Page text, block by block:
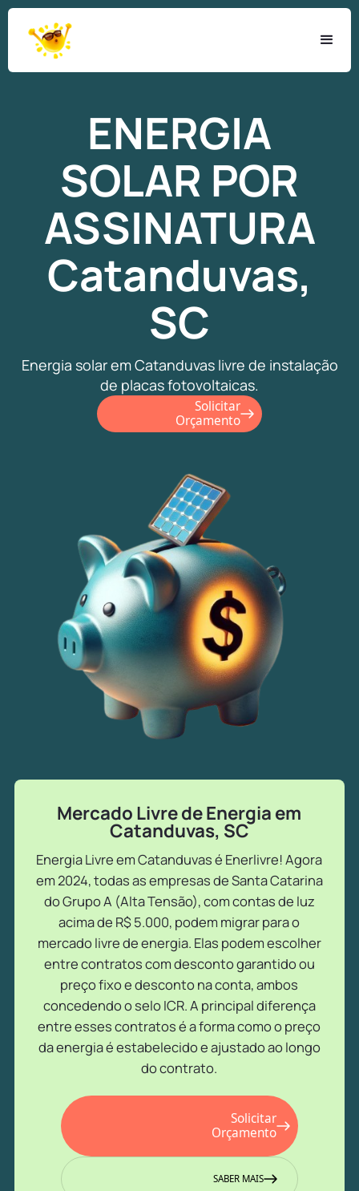
ENERGIA
SOLAR POR
ASSINATURA
Catanduvas,
SC
Energia solar em Catanduvas livre de instalação
de placas fotovoltaicas.
Solicitar
Orçamento
Mercado Livre de Energia em
Catanduvas, SC
Energia Livre em Catanduvas é Enerlivre! Agora
em 2024, todas as empresas de Santa Catarina
do Grupo A (Alta Tensão), com contas de luz
acima de R$ 5.000, podem migrar para o
mercado livre de energia. Elas podem escolher
entre contratos com desconto garantido ou
preço fixo e desconto na conta, ambos
concedendo o selo ICR. A principal diferença
entre esses contratos é a forma como o preço
da energia é estabelecido e ajustado ao longo
do contrato.
Solicitar
Orçamento
SABER MAIS